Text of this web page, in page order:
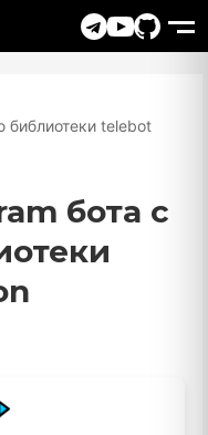
telebot
бота с